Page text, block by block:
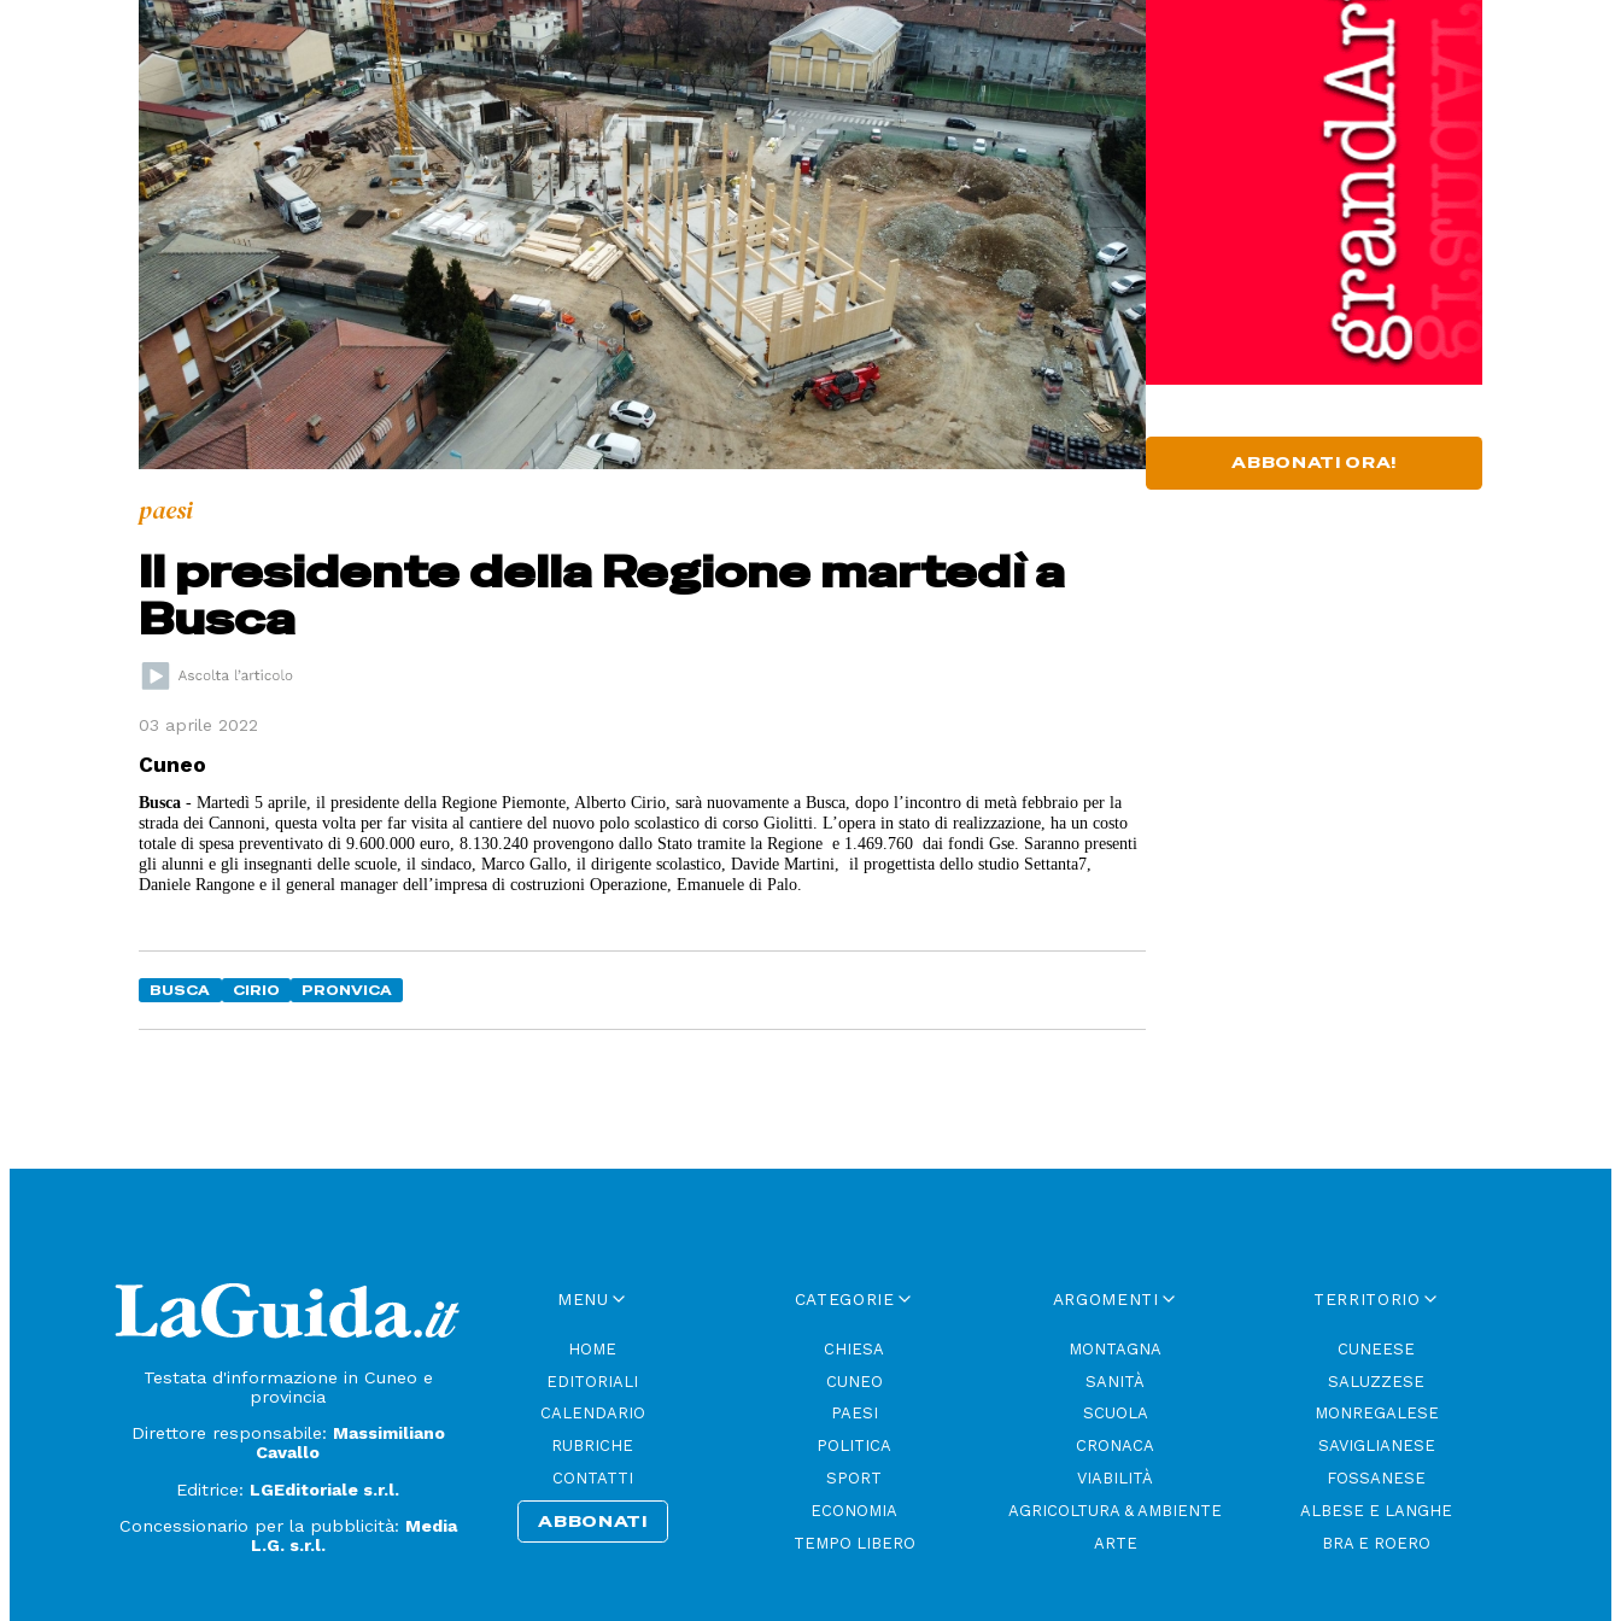
paesi
Il presidente della Regione martedì a
Busca
03 aprile 2022
Cuneo
Busca - Martedì 5 aprile, il presidente della Regione Piemonte, Alberto Cirio, sarà nuovamente a Busca, dopo l’incontro di metà febbraio per la
strada dei Cannoni, questa volta per far visita al cantiere del nuovo polo scolastico di corso Giolitti. L’opera in stato di realizzazione, ha un costo
totale di spesa preventivato di 9.600.000 euro, 8.130.240 provengono dallo Stato tramite la Regione e 1.469.760 dai fondi Gse. Saranno presenti
gli alunni e gli insegnanti delle scuole, il sindaco, Marco Gallo, il dirigente scolastico, Davide Martini, il progettista dello studio Settanta7,
Daniele Rangone e il general manager dell’impresa di costruzioni Operazione, Emanuele di Palo.
BUSCA CIRIO PRONVICA
ABBONATI ORA!
Testata d'informazione in Cuneo e
provincia
Direttore responsabile: Massimiliano
Cavallo
Editrice: LGEditoriale s.r.l.
Concessionario per la pubblicità: Media
L.G. s.r.l.
MENU
HOME
EDITORIALI
CALENDARIO
RUBRICHE
CONTATTI
ABBONATI
CATEGORIE
CHIESA
CUNEO
PAESI
POLITICA
SPORT
ECONOMIA
TEMPO LIBERO
ARGOMENTI
MONTAGNA
SANITÀ
SCUOLA
CRONACA
VIABILITÀ
AGRICOLTURA & AMBIENTE
ARTE
TERRITORIO
CUNEESE
SALUZZESE
MONREGALESE
SAVIGLIANESE
FOSSANESE
ALBESE E LANGHE
BRA E ROERO